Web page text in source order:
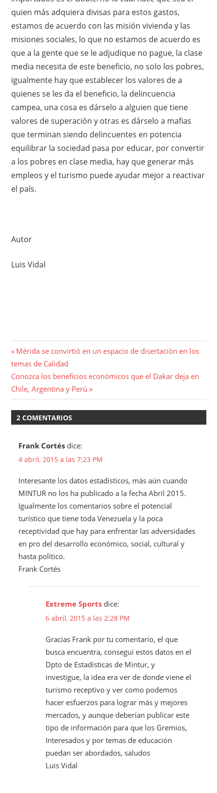
quien más adquiera divisas para estos gastos,
estamos de acuerdo con las misión vivienda y las
misiones sociales, lo que no estamos de acuerdo es
que a la gente que se le adjudique no pague, la clase
media necesita de este beneficio, no solo los pobres,
igualmente hay que establecer los valores de a
quienes se les da el beneficio, la delincuencia
campea, una cosa es dárselo a alguien que tiene
valores de superación y otras es dárselo a mafias
que terminan siendo delincuentes en potencia
equilibrar la sociedad pasa por educar, por convertir
a los pobres en clase media, hay que generar más
empleos y el turismo puede ayudar mejor a reactivar
el país.
Autor
Luis Vidal
Navegación
de
entradas
Entrada
anterior:
Mérida se convirtió en un espacio de disertación en los
temas de Calidad
Entrada
siguiente:
Conozca los beneficios económicos que el Dakar deja en
Chile, Argentina y Perú
2 COMENTARIOS
Frank Cortés dice:
4 abril, 2015 a las 7:23 PM
Interesante los datos estadísticos, más aún cuando
MINTUR no los ha publicado a la fecha Abril 2015.
Igualmente los comentarios sobre el potencial
turístico que tiene toda Venezuela y la poca
receptividad que hay para enfrentar las adversidades
en pro del desarrollo económico, social, cultural y
hasta político.
Frank Cortés
Extreme Sports dice:
6 abril, 2015 a las 2:28 PM
Gracias Frank por tu comentario, el que
busca encuentra, conseguí estos datos en el
Dpto de Estadisticas de Mintur, y
investigue, la idea era ver de donde viene el
turismo receptivo y ver como podemos
hacer esfuerzos para lograr más y mejores
mercados, y aunque deberían publicar este
tipo de información para que los Gremios,
Interesados y por temas de educación
puedan ser abordados, saludos
Luis Vidal